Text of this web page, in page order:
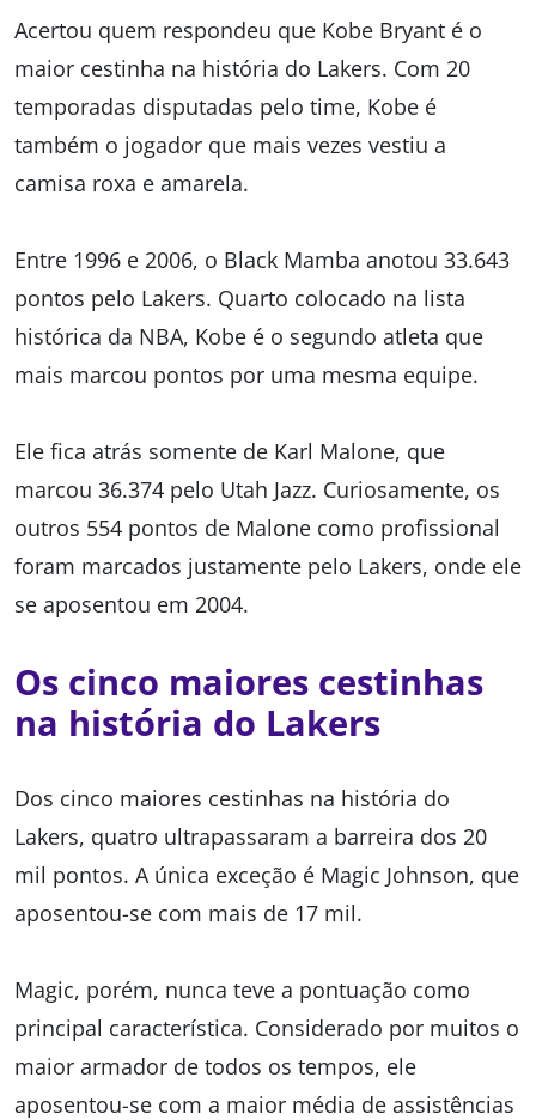
Acertou quem respondeu que Kobe Bryant é o
maior cestinha na história do Lakers. Com 20
temporadas disputadas pelo time, Kobe é
também o jogador que mais vezes vestiu a
camisa roxa e amarela.
Entre 1996 e 2006, o Black Mamba anotou 33.643
pontos pelo Lakers. Quarto colocado na lista
histórica da NBA, Kobe é o segundo atleta que
mais marcou pontos por uma mesma equipe.
Ele fica atrás somente de Karl Malone, que
marcou 36.374 pelo Utah Jazz. Curiosamente, os
outros 554 pontos de Malone como profissional
foram marcados justamente pelo Lakers, onde ele
se aposentou em 2004.
Os cinco maiores cestinhas
na história do Lakers
Dos cinco maiores cestinhas na história do
Lakers, quatro ultrapassaram a barreira dos 20
mil pontos. A única exceção é Magic Johnson, que
aposentou-se com mais de 17 mil.
Magic, porém, nunca teve a pontuação como
principal característica. Considerado por muitos o
maior armador de todos os tempos, ele
aposentou-se com a maior média de assistências